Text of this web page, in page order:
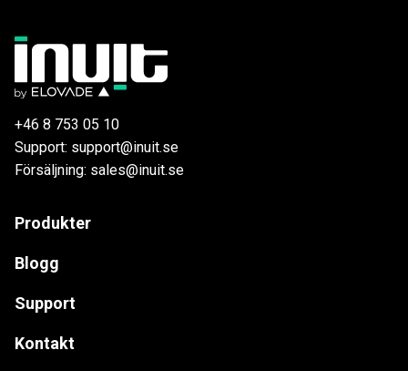
+46 8 753 05 10
Support: support@inuit.se
Försäljning: sales@inuit.se
Produkter
Blogg
Support
Kontakt